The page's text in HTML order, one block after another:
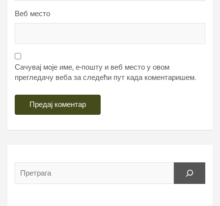
Веб место
Сачувај моје име, е-пошту и веб место у овом
прегледачу веба за следећи пут када коментаришем.